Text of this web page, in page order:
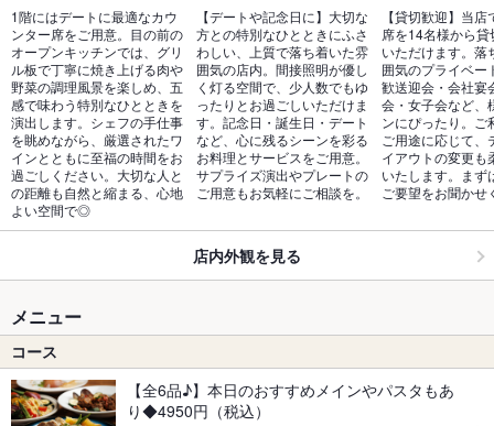
1階にはデートに最適なカウ
ンター席をご用意。目の前の
オープンキッチンでは、グリ
ル板で丁寧に焼き上げる肉や
野菜の調理風景を楽しめ、五
感で味わう特別なひとときを
演出します。シェフの手仕事
を眺めながら、厳選されたワ
インとともに至福の時間をお
過ごしください。大切な人と
の距離も自然と縮まる、心地
よい空間で◎
【デートや記念日に】大切な
方との特別なひとときにふさ
わしい、上質で落ち着いた雰
囲気の店内。間接照明が優し
く灯る空間で、少人数でもゆ
ったりとお過ごしいただけま
す。記念日・誕生日・デート
など、心に残るシーンを彩る
お料理とサービスをご用意。
サプライズ演出やプレートの
ご用意もお気軽にご相談を。
【貸切歓迎】当
席を14名様から
いただけます。落
囲気のプライベー
歓送迎会・会社宴
会・女子会など、
ンにぴったり。ご
ご用途に応じて、
イアウトの変更も
いたします。まず
ご要望をお聞かせ
店内外観を見る
メニュー
コース
【全6品♪】本日のおすすめメインやパスタもあ
り◆4950円（税込）